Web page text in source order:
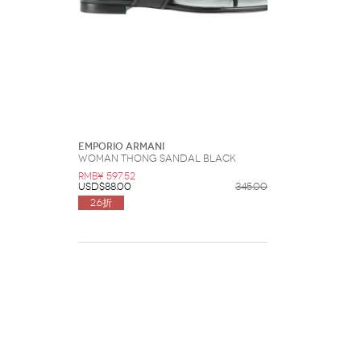
Emporio Armani
Woman Thong sandal Black
RMB¥ 597.52
USD$88.00
345.00
2.6折